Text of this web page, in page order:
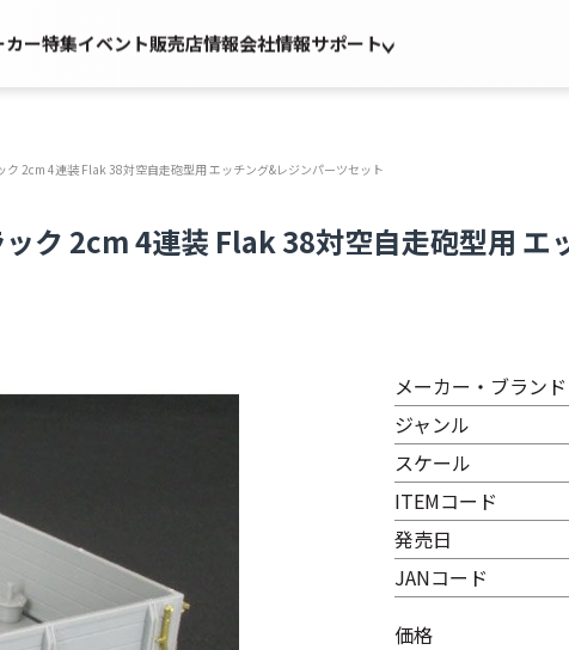
カー特集イベント販売店情報会社情報サポート
2cm 4連装 Flak 38対空自走砲型用 エッチング&レジンパーツセット
ク 2cm 4連装 Flak 38対空自走砲型用 エ
メーカー・ブランド
ジャンル
スケール
ITEMコード
発売日
JANコード
価格